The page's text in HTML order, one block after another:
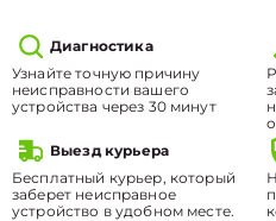
Диагностика
Узнайте точную причину
неисправности вашего
устройства через 30 минут
Выезд курьера
Бесплатный курьер, который
заберет неисправное
устройство в удобном месте.